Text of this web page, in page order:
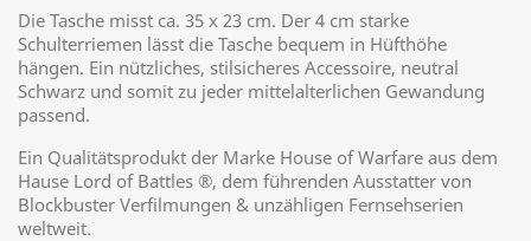
Die Tasche misst ca. 35 x 23 cm. Der 4 cm starke
Schulterriemen lässt die Tasche bequem in Hüfthöhe
hängen. Ein nützliches, stilsicheres Accessoire, neutral
Schwarz und somit zu jeder mittelalterlichen Gewandung
passend.
Ein Qualitätsprodukt der Marke House of Warfare aus dem
Hause Lord of Battles ®, dem führenden Ausstatter von
Blockbuster Verfilmungen & unzähligen Fernsehserien
weltweit.